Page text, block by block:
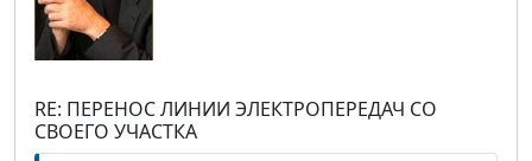
RE: ПЕРЕНОС ЛИНИИ ЭЛЕКТРОПЕРЕДАЧ СО
СВОЕГО УЧАСТКА